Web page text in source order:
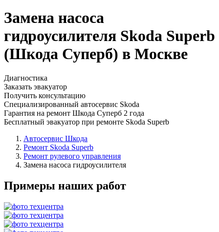
Замена насоса
гидроусилителя Skoda Superb
(Шкода Суперб) в Москве
Диагностика
Заказать эвакуатор
Получить консультацию
Специализированный автосервис Skoda
Гарантия на ремонт Шкода Суперб 2 года
Бесплатный эвакуатор при ремонте Skoda Superb
Автосервис Шкода
Ремонт Skoda Superb
Ремонт рулевого управления
Замена насоса гидроусилителя
Примеры наших работ